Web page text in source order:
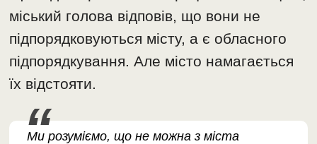
міський голова відповів, що вони не
підпорядковуються місту, а є обласного
підпорядкування. Але місто намагається
їх відстояти.
Ми розуміємо, що не можна з міста